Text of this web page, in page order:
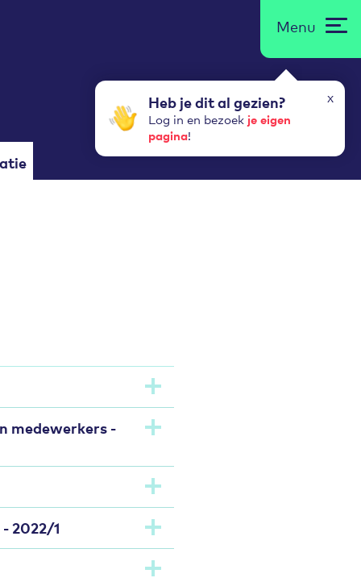
x
Heb je dit al gezien?
Log in en bezoek je eigen
pagina!
Menu
medewerkers -
2022/1